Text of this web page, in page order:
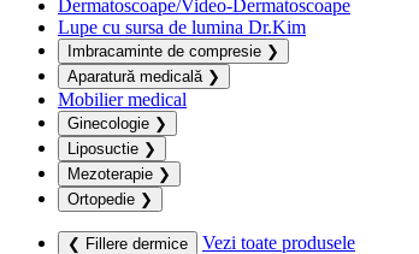
Dermatoscoape/Video-Dermatoscoape
Lupe cu sursa de lumina Dr.Kim
Imbracaminte de compresie ❯
Aparatură medicală ❯
Mobilier medical
Ginecologie ❯
Liposuctie ❯
Mezoterapie ❯
Ortopedie ❯
❮ Fillere dermice
Vezi toate produsele